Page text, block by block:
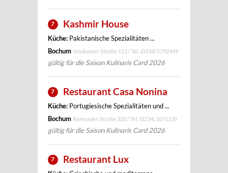
7 Kashmir House
Küche: Pakistanische Spezialitäten ...
Bochum Stockumer Straße 111 / Tel. (0234) 5792949
gültig für die Saison Kulinaris Card 2026
7 Restaurant Casa Nonina
Küche: Portugiesische Spezialitäten und ...
Bochum Kemnader Straße 320 / Tel. (0234) 3671139
gültig für die Saison Kulinaris Card 2026
7 Restaurant Lux